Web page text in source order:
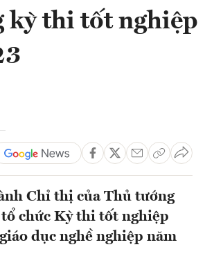
kỳ thi tốt nghiệp
Chỉ thị của Thủ tướng
chức Kỳ thi tốt nghiệp
dục nghề nghiệp năm